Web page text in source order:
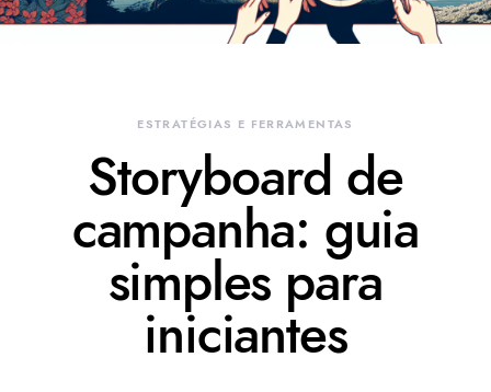
ESTRATÉGIAS E FERRAMENTAS
Storyboard de
campanha: guia
simples para
iniciantes